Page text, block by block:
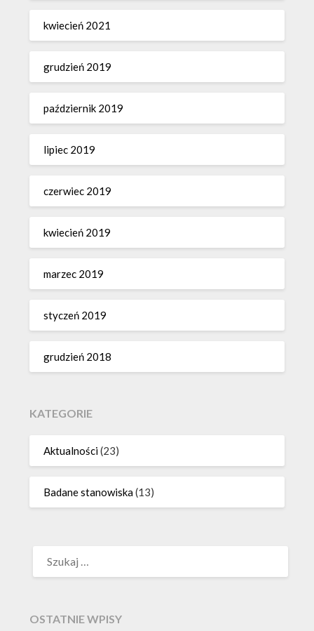
kwiecień 2021
grudzień 2019
październik 2019
lipiec 2019
czerwiec 2019
kwiecień 2019
marzec 2019
styczeń 2019
grudzień 2018
KATEGORIE
Aktualności(23)
Badane stanowiska(13)
OSTATNIE WPISY